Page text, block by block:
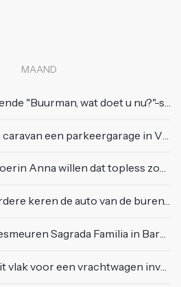
MAAND
wat doet u nu?"-scène uit Flodder met Tatjana Šimić
een parkeergarage in Vlissingen binnen
willen dat topless zonnen geen taboe meer is
van de buren, maar doen alsof er niets gebeurd is
Familia in Barcelona met lading verf
voor een vrachtwagen invoegen